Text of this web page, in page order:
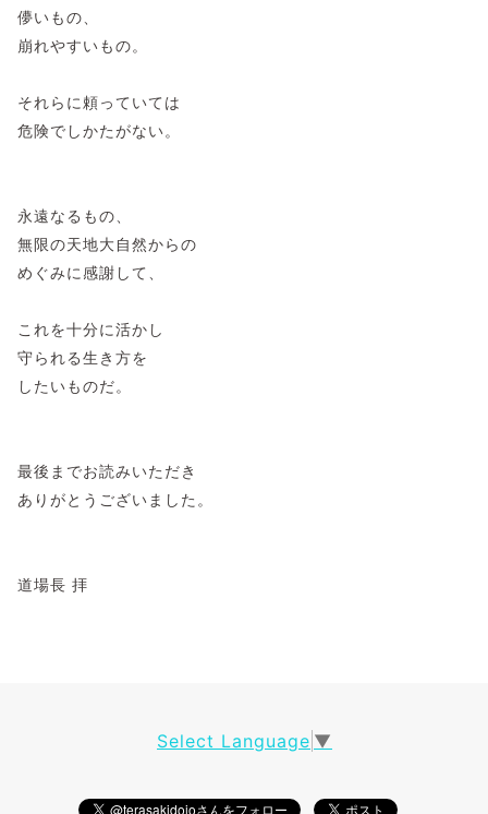
儚いもの、
崩れやすいもの。
それらに頼っていては
危険でしかたがない。
永遠なるもの、
無限の天地大自然からの
めぐみに感謝して、
これを十分に活かし
守られる生き方を
したいものだ。
最後までお読みいただき
ありがとうございました。
道場長 拝
Select Language ▼